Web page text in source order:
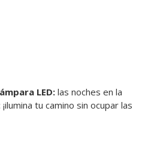
LED: las noches en la
tu camino sin ocupar las